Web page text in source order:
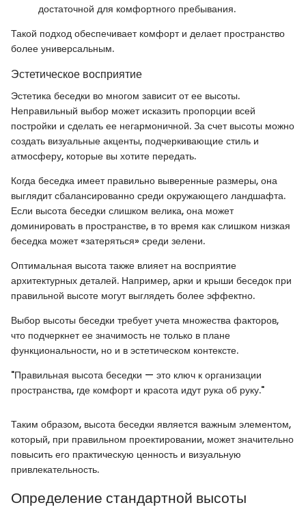
достаточной для комфортного пребывания.
Такой подход обеспечивает комфорт и делает пространство
более универсальным.
Эстетическое восприятие
Эстетика беседки во многом зависит от ее высоты.
Неправильный выбор может исказить пропорции всей
постройки и сделать ее негармоничной. За счет высоты можно
создать визуальные акценты, подчеркивающие стиль и
атмосферу, которые вы хотите передать.
Когда беседка имеет правильно выверенные размеры, она
выглядит сбалансированно среди окружающего ландшафта.
Если высота беседки слишком велика, она может
доминировать в пространстве, в то время как слишком низкая
беседка может «затеряться» среди зелени.
Оптимальная высота также влияет на восприятие
архитектурных деталей. Например, арки и крыши беседок при
правильной высоте могут выглядеть более эффектно.
Выбор высоты беседки требует учета множества факторов,
что подчеркнет ее значимость не только в плане
функциональности, но и в эстетическом контексте.
"Правильная высота беседки — это ключ к организации
пространства, где комфорт и красота идут рука об руку."
Таким образом, высота беседки является важным элементом,
который, при правильном проектировании, может значительно
повысить его практическую ценность и визуальную
привлекательность.
Определение стандартной высоты